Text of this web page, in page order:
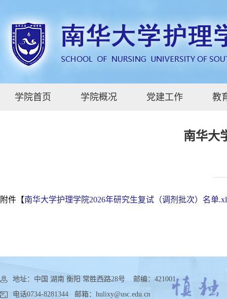
学院首页 学院概况 党建工作 教
南华大
附件【南华大学护理学院2026年研究生复试（调剂批次）名单
地址：中国 湖南 衡阳 常胜西路28号 邮编：421001
电话0734-8281344 邮箱：hulixy@usc.edu.cn